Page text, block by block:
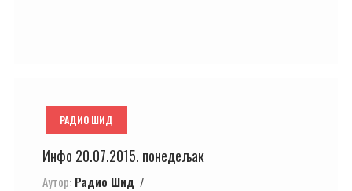
РАДИО ШИД
Инфо 20.07.2015. понедељак
Аутор: Радио Шид